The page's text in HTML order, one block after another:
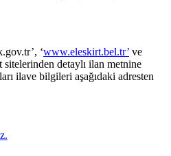
‘www.eleskirt.bel.tr’ ve
detaylı ilan metnine
ilave bilgileri aşağıdaki adresten